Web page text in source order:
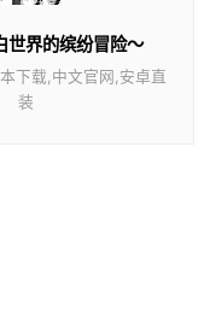
世界的缤纷冒险～
下载,中文官网,安卓直
装